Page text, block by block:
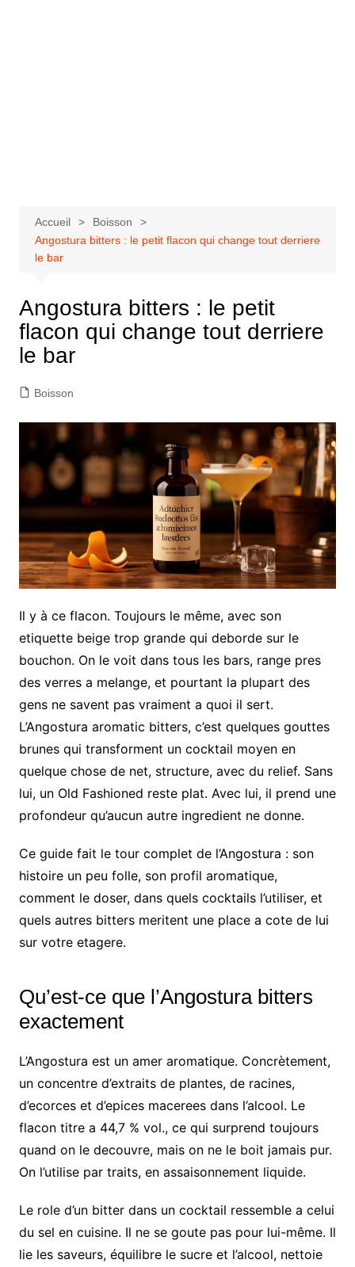
Accueil
Boisson
Angostura bitters : le petit flacon qui change tout derriere
le bar
Angostura bitters : le petit
flacon qui change tout derriere
le bar
Boisson
Il y à ce flacon. Toujours le même, avec son
etiquette beige trop grande qui deborde sur le
bouchon. On le voit dans tous les bars, range pres
des verres a melange, et pourtant la plupart des
gens ne savent pas vraiment a quoi il sert.
L’Angostura aromatic bitters, c’est quelques gouttes
brunes qui transforment un cocktail moyen en
quelque chose de net, structure, avec du relief. Sans
lui, un Old Fashioned reste plat. Avec lui, il prend une
profondeur qu’aucun autre ingredient ne donne.
Ce guide fait le tour complet de l’Angostura : son
histoire un peu folle, son profil aromatique,
comment le doser, dans quels cocktails l’utiliser, et
quels autres bitters meritent une place a cote de lui
sur votre etagere.
Qu’est-ce que l’Angostura bitters
exactement
L’Angostura est un amer aromatique. Concrètement,
un concentre d’extraits de plantes, de racines,
d’ecorces et d’epices macerees dans l’alcool. Le
flacon titre a 44,7 % vol., ce qui surprend toujours
quand on le decouvre, mais on ne le boit jamais pur.
On l’utilise par traits, en assaisonnement liquide.
Le role d’un bitter dans un cocktail ressemble a celui
du sel en cuisine. Il ne se goute pas pour lui-même. Il
lie les saveurs, équilibre le sucre et l’alcool, nettoie